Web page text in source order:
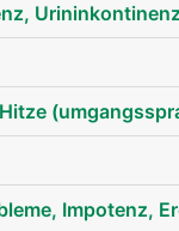
Impotenz,